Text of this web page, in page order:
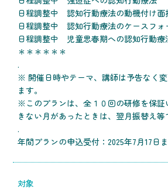
日程調整中 認知行動療法の動機付け面
日程調整中 認知行動療法のケースフォ
日程調整中 児童思春期への認知行動療
＊＊＊＊＊＊
.
※ 開催日時やテーマ、講師は予告なく
ます。
※このプランは、全１０回の研修を保証
きない月があったときは、翌月振替え等
.
年間プランの申込受付：2025年7月17日
対象